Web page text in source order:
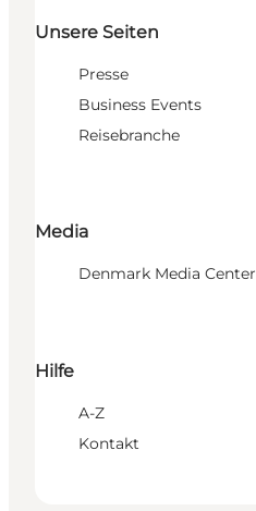
Unsere Seiten
Presse
Business Events
Reisebranche
Media
Denmark Media Center
Hilfe
A-Z
Kontakt